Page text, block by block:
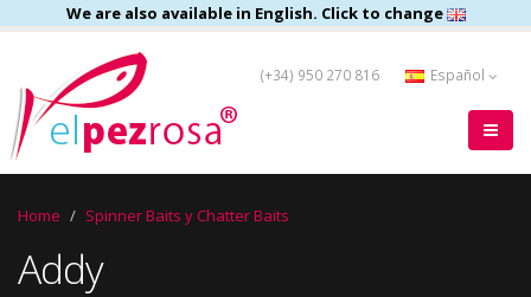
We are also available in English. Click to change
(+34) 950 270 816 Español
Home Spinner Baits y Chatter Baits
Addy